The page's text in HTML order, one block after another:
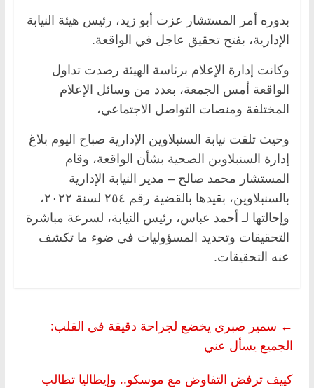
بدوره أمر المستشار عزت أبو زيد، رئيس هيئة النيابة
الإدارية، بفتح تحقيق عاجل في الواقعة.
وكانت إدارة الإعلام برئاسة الهيئة رصدت تداول
الواقعة أمس الجمعة، بعدد من وسائل الإعلام
المختلفة ومنصات التواصل الاجتماعي،
وحيث تلقت نيابة السنبلاوين الإدارية صباح اليوم بلاغ
إدارة السنبلاوين الصحية بشأن الواقعة، وقام
المستشار محمد صالح – مدير النيابة الإدارية
بالسنبلاوين، بقيدها بالقضية رقم ٢٥٤ لسنة ٢٠٢٢،
وإحالتها لـ أحمد عباس، رئيس النيابة، لسرعة مباشرة
التحقيقات وتحديد المسؤوليات في ضوء ما تكشف
عنه التحقيقات.
← سمير صبري يخضع لجراحة دقيقة في القلب:
الجميع يسأل عني
كييف ترفض التفاوض مع موسكو.. وإيطاليا تطالب